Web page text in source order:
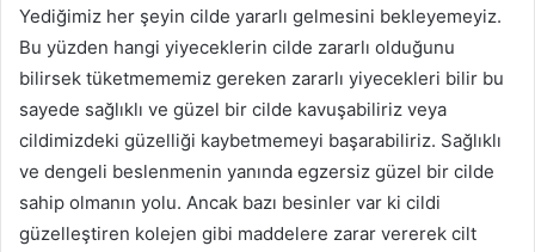
Yediğimiz her şeyin cilde yararlı gelmesini bekleyemeyiz.
Bu yüzden hangi yiyeceklerin cilde zararlı olduğunu
bilirsek tüketmememiz gereken zararlı yiyecekleri bilir bu
sayede sağlıklı ve güzel bir cilde kavuşabiliriz veya
cildimizdeki güzelliği kaybetmemeyi başarabiliriz. Sağlıklı
ve dengeli beslenmenin yanında egzersiz güzel bir cilde
sahip olmanın yolu. Ancak bazı besinler var ki cildi
güzelleştiren kolejen gibi maddelere zarar vererek cilt